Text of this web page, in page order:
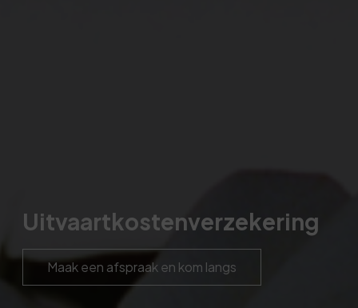
Uitvaartkostenverzekering
Maak een afspraak en kom langs